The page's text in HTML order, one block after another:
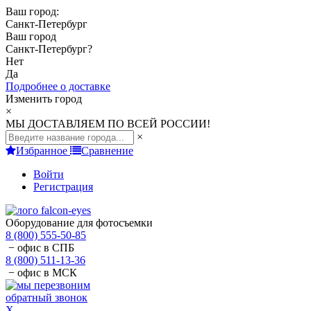
Ваш город:
Санкт-Петербург
Ваш город
Санкт-Петербург?
Нет
Да
Подробнее о доставке
Изменить город
×
МЫ ДОСТАВЛЯЕМ ПО ВСЕЙ РОССИИ!
×
Избранное
Сравнение
Войти
Регистрация
Оборудование для фотосъемки
8 (800) 555-50-85
− офис в СПБ
8 (800) 511-13-36
− офис в МСК
обратный звонок